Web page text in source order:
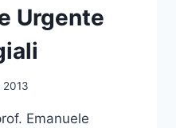
Urgente
Emanuele